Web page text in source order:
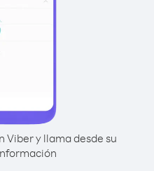
Viber y llama desde su